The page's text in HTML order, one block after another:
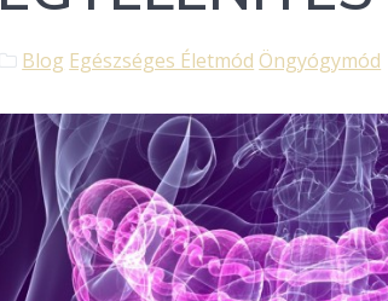
Blog Egészséges Életmód Öngyógymód